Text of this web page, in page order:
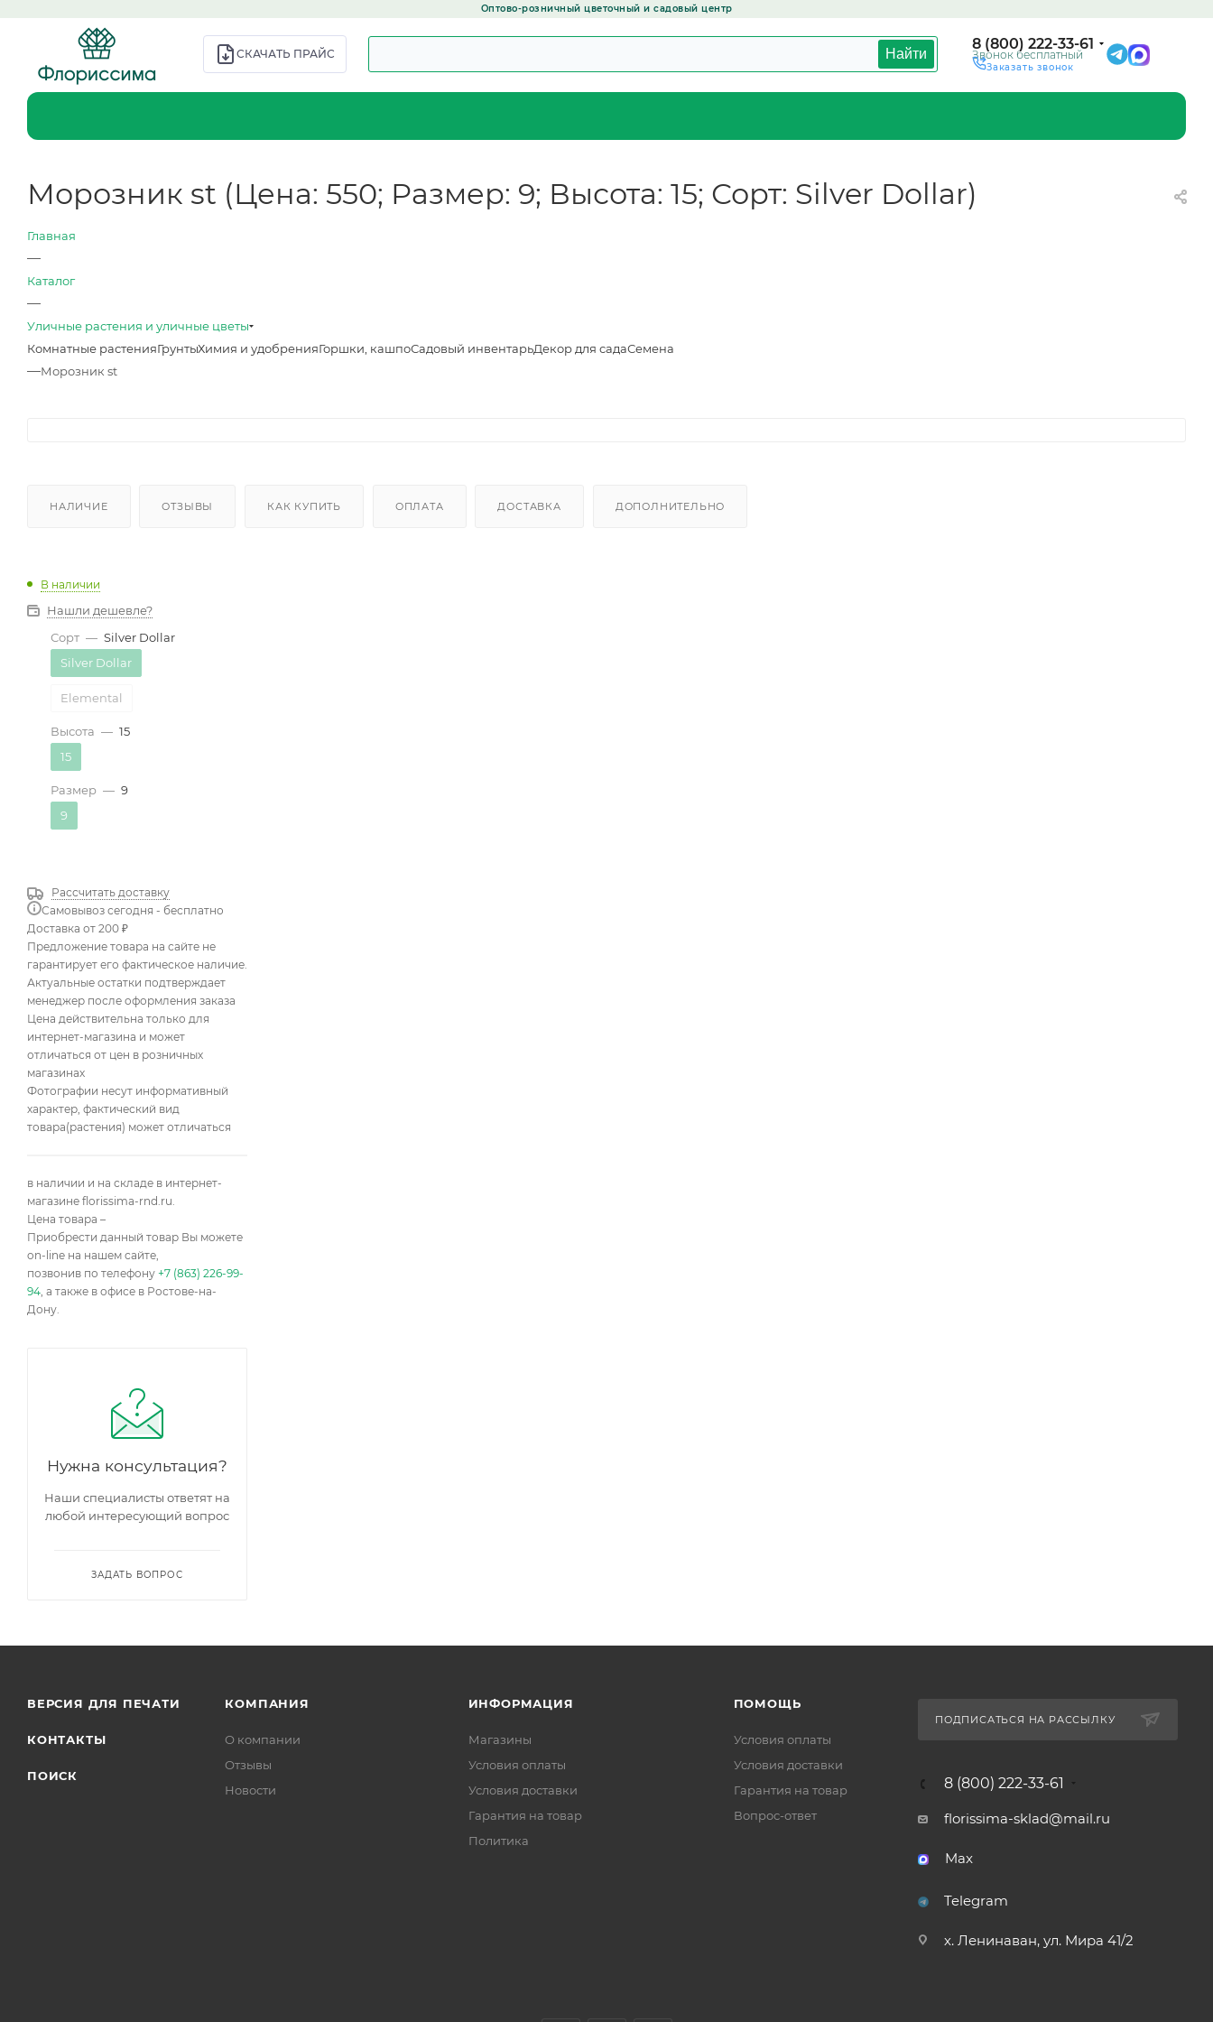
Оптово-розничный цветочный и садовый центр
СКАЧАТЬ ПРАЙС Найти
8 (800) 222-33-61
Звонок бесплатный
Заказать звонок
Морозник st (Цена: 550; Размер: 9; Высота: 15; Сорт: Silver Dollar)
Главная
—
Каталог
—
Уличные растения и уличные цветы
Комнатные растенияГрунтыХимия и удобренияГоршки, кашпоСадовый инвентарьДекор для садаСемена
—Морозник st
НАЛИЧИЕ ОТЗЫВЫ КАК КУПИТЬ ОПЛАТА ДОСТАВКА ДОПОЛНИТЕЛЬНО
В наличии
Нашли дешевле?
Сорт — Silver Dollar
Silver Dollar
Elemental
Высота — 15
15
Размер — 9
9
Рассчитать доставку
Самовывоз сегодня - бесплатно
Доставка от 200 ₽
Предложение товара на сайте не
гарантирует его фактическое наличие.
Актуальные остатки подтверждает
менеджер после оформления заказа
Цена действительна только для
интернет-магазина и может
отличаться от цен в розничных
магазинах
Фотографии несут информативный
характер, фактический вид
товара(растения) может отличаться
в наличии и на складе в интернет-
магазине florissima-rnd.ru.
Цена товара –
Приобрести данный товар Вы можете
on-line на нашем сайте,
позвонив по телефону +7 (863) 226-99-
94 , а также в офисе в Ростове-на-
Дону.
Нужна консультация?
Наши специалисты ответят на
любой интересующий вопрос
ЗАДАТЬ ВОПРОС
ВЕРСИЯ ДЛЯ ПЕЧАТИ
КОНТАКТЫ
ПОИСК
КОМПАНИЯ
О компании
Отзывы
Новости
ИНФОРМАЦИЯ
Магазины
Условия оплаты
Условия доставки
Гарантия на товар
Политика
ПОМОЩЬ
Условия оплаты
Условия доставки
Гарантия на товар
Вопрос-ответ
ПОДПИСАТЬСЯ НА РАССЫЛКУ
8 (800) 222-33-61
florissima-sklad@mail.ru
Max
Telegram
х. Ленинаван, ул. Мира 41/2